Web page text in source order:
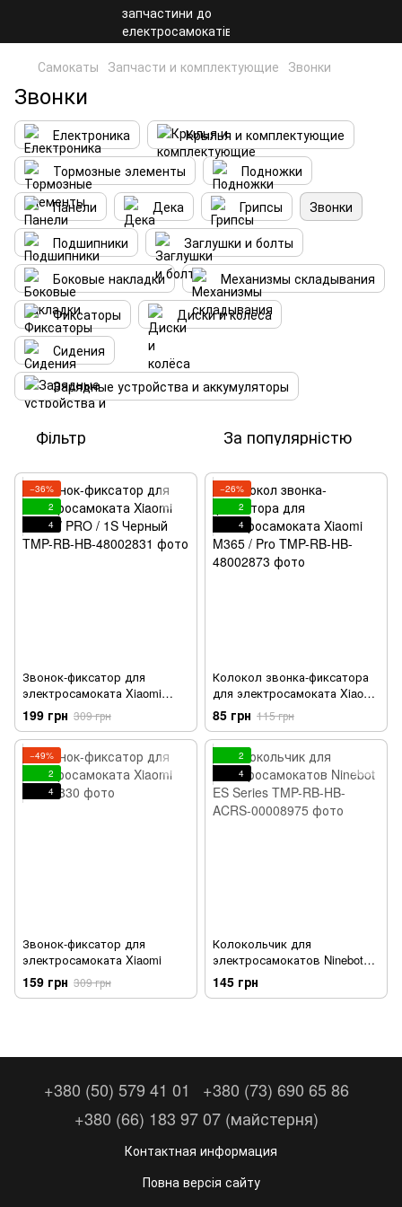
Самокаты Запчасти и комплектующие Звонки
Звонки
Електроника
Крылья и комплектующие
Тормозные элементы
Подножки
Панели
Дека Грипсы
Звонки
Подшипники
Заглушки и болты
Боковые накладки
Механизмы складывания
Фиксаторы
Диски и колёса
Сидения
Зарядные устройства и аккумуляторы
Фільтр За популярністю
−36%
2
4
Звонок-фиксатор для
электросамоката Xiaomi
M365 / PRO / 1S Черный
199 грн 309 грн
−26%
2
4
Колокол звонка-фиксатора
для электросамоката Xiaomi
M365 / Pro
85 грн 115 грн
−49%
2
4
Звонок-фиксатор для
электросамоката Xiaomi
159 грн 309 грн
2
4
Колокольчик для
электросамокатов Ninebot
ES Series
145 грн
+380 (50) 579 41 01
+380 (73) 690 65 86
+380 (66) 183 97 07 (майстерня)
Контактная информация
Повна версія сайту